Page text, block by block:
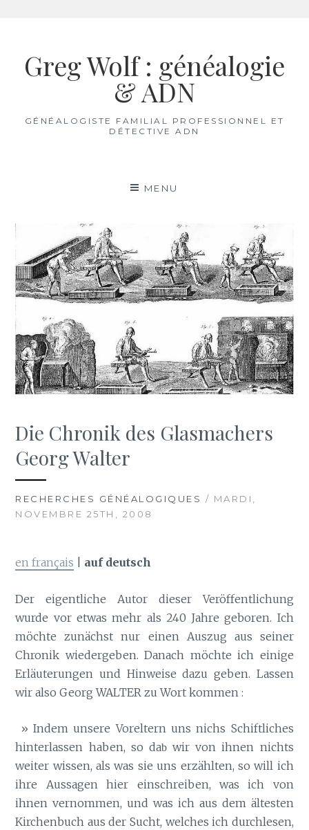
contenuGreg Wolf : généalogie
& ADN
GÉNÉALOGISTE FAMILIAL PROFESSIONNEL ET
DÉTECTIVE ADN
MENU
Die Chronik des Glasmachers
Georg Walter
RECHERCHES GÉNÉALOGIQUES / MARDI,
NOVEMBRE 25TH, 2008
en français auf deutsch
Der eigentliche Autor dieser Veröffentlichung
wurde vor etwas mehr als 240 Jahre geboren. Ich
möchte zunächst nur einen Auszug aus seiner
Chronik wiedergeben. Danach möchte ich einige
Erläuterungen und Hinweise dazu geben. Lassen
wir also Georg WALTER zu Wort kommen :
» Indem unsere Voreltern uns nichs Schiftliches
hinterlassen haben, so dabwir von ihnen nichts
weiter wissen, als was sie uns erzählten, so will ich
ihre Aussagen hier einschreiben, was ich von
ihnen vernommen, und was ich aus dem ältesten
Kirchenbuch aus der Sucht, welches ich durchlesen,